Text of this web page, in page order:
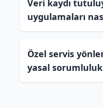
Veri kaydı
uygulamaları
Özel servis
yasal